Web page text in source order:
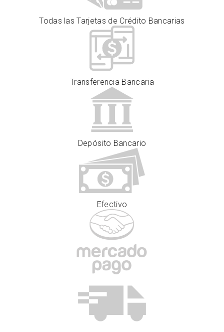
Todas las Tarjetas de Crédito Bancarias
Transferencia Bancaria
Depósito Bancario
Efectivo